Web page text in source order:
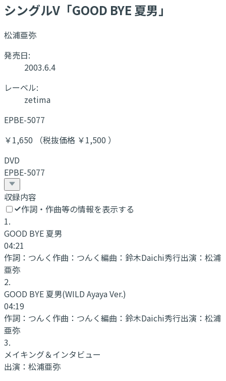
シングルV「GOOD BYE 夏男」
松浦亜弥
発売日:
2003.6.4
レーベル:
zetima
EPBE-5077
￥1,650 （税抜価格 ￥1,500 ）
DVD
EPBE-5077
収録内容
作詞・作曲等の情報を表示する
1.
GOOD BYE 夏男
04:21
作詞： つんく作曲： つんく編曲： 鈴木Daichi秀行出演： 松浦
亜弥
2.
GOOD BYE 夏男(WILD Ayaya Ver.)
04:19
作詞： つんく作曲： つんく編曲： 鈴木Daichi秀行出演： 松浦
亜弥
3.
メイキング＆インタビュー
出演： 松浦亜弥